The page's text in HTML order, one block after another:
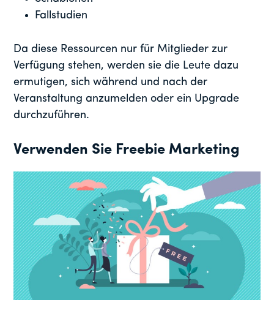
Fallstudien
Da diese Ressourcen nur für Mitglieder zur
Verfügung stehen, werden sie die Leute dazu
ermutigen, sich während und nach der
Veranstaltung anzumelden oder ein Upgrade
durchzuführen.
Verwenden Sie Freebie Marketing